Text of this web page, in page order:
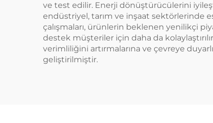
ve test edilir. Enerji dönüştürücülerini
endüstriyel, tarım ve inşaat sektörlerinde
çalışmaları, ürünlerin beklenen yenilikçi
destek müşteriler için daha da
verimliliğini artırmalarına ve çevreye
geliştirilmiştir.